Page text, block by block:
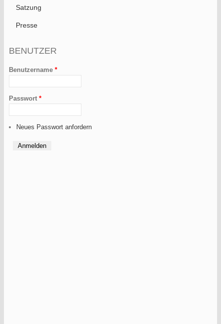
Satzung
Presse
BENUTZER
Benutzername *
Passwort *
Neues Passwort anfordern